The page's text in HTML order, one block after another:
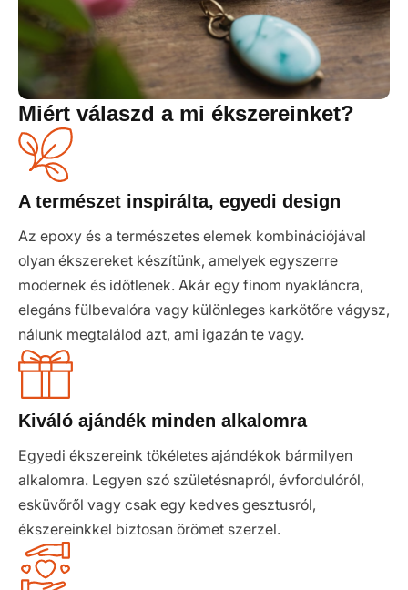
Miért válaszd a mi ékszereinket?
A természet inspirálta, egyedi design
Az epoxy és a természetes elemek kombinációjával
olyan ékszereket készítünk, amelyek egyszerre
modernek és időtlenek. Akár egy finom nyakláncra,
elegáns fülbevalóra vagy különleges karkötőre vágysz,
nálunk megtalálod azt, ami igazán te vagy.
Kiváló ajándék minden alkalomra
Egyedi ékszereink tökéletes ajándékok bármilyen
alkalomra. Legyen szó születésnapról, évfordulóról,
esküvőről vagy csak egy kedves gesztusról,
ékszereinkkel biztosan örömet szerzel.